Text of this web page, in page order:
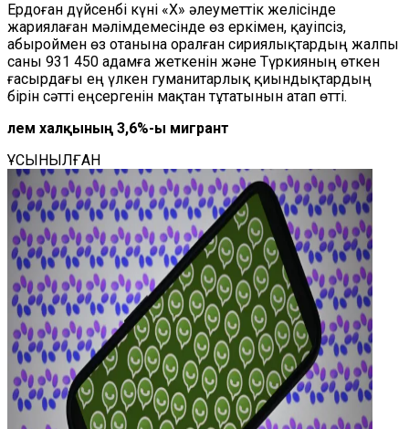
Ердоған дүйсенбі күні «X» әлеуметтік желісінде
жариялаған мәлімдемесінде өз еркімен, қауіпсіз,
абыроймен өз отанына оралған сириялықтардың жалпы
саны 931 450 адамға жеткенін және Түркияның өткен
ғасырдағы ең үлкен гуманитарлық қиындықтардың
бірін сәтті еңсергенін мақтан тұтатынын атап өтті.
Әлем халқының 3,6%-ы мигрант
ҰСЫНЫЛҒАН